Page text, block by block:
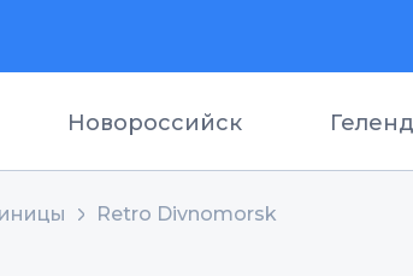
Новороссийск
Retro Divnomorsk